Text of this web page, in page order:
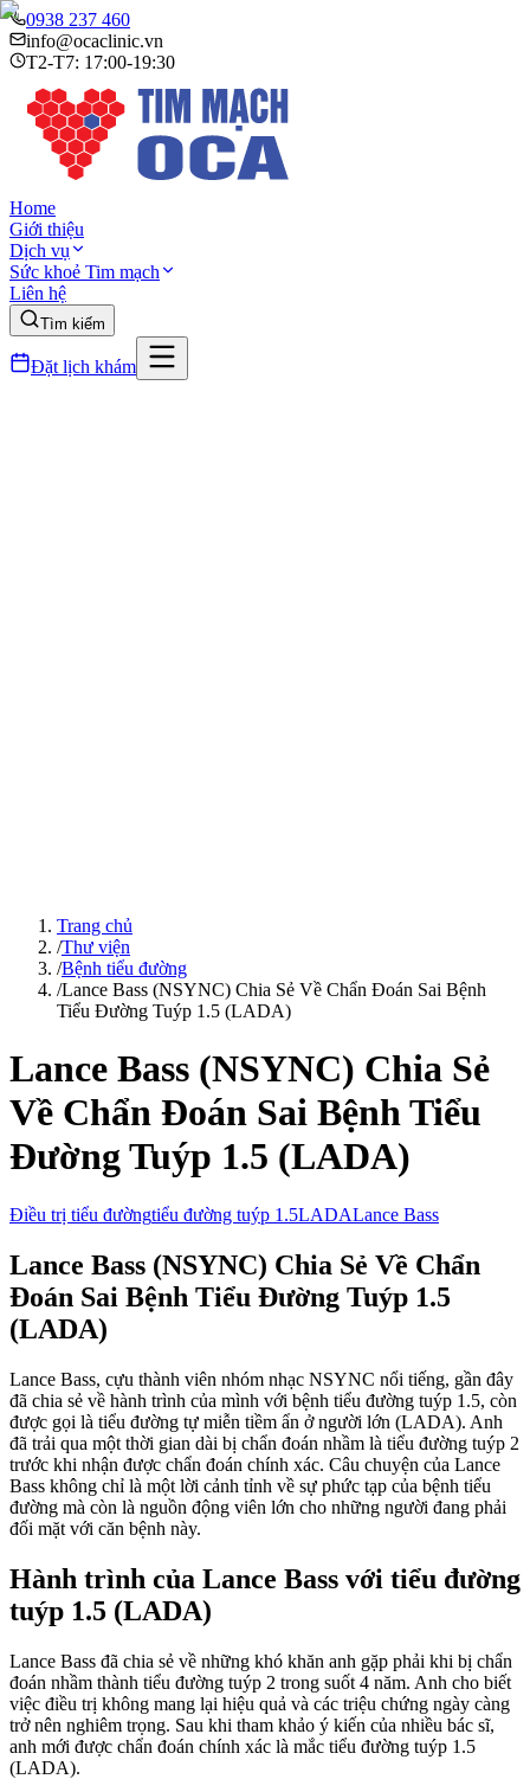
0938 237 460
info@ocaclinic.vn
T2-T7: 17:00-19:30
Home
Giới thiệu
Dịch vụ
Sức khoẻ Tim mạch
Liên hệ
Tìm kiếm
Đặt lịch khám
Trang chủ
/Thư viện
/Bệnh tiểu đường
/Lance Bass (NSYNC) Chia Sẻ Về Chẩn Đoán Sai Bệnh
Tiểu Đường Tuýp 1.5 (LADA)
Lance Bass (NSYNC) Chia Sẻ
Về Chẩn Đoán Sai Bệnh Tiểu
Đường Tuýp 1.5 (LADA)
Điều trị tiểu đườngtiểu đường tuýp 1.5LADALance Bass
Lance Bass (NSYNC) Chia Sẻ Về Chẩn
Đoán Sai Bệnh Tiểu Đường Tuýp 1.5
(LADA)
Lance Bass, cựu thành viên nhóm nhạc NSYNC nổi tiếng, gần đây
đã chia sẻ về hành trình của mình với bệnh tiểu đường tuýp 1.5, còn
được gọi là tiểu đường tự miễn tiềm ẩn ở người lớn (LADA). Anh
đã trải qua một thời gian dài bị chẩn đoán nhầm là tiểu đường tuýp 2
trước khi nhận được chẩn đoán chính xác. Câu chuyện của Lance
Bass không chỉ là một lời cảnh tỉnh về sự phức tạp của bệnh tiểu
đường mà còn là nguồn động viên lớn cho những người đang phải
đối mặt với căn bệnh này.
Hành trình của Lance Bass với tiểu đường
tuýp 1.5 (LADA)
Lance Bass đã chia sẻ về những khó khăn anh gặp phải khi bị chẩn
đoán nhầm thành tiểu đường tuýp 2 trong suốt 4 năm. Anh cho biết
việc điều trị không mang lại hiệu quả và các triệu chứng ngày càng
trở nên nghiêm trọng. Sau khi tham khảo ý kiến của nhiều bác sĩ,
anh mới được chẩn đoán chính xác là mắc tiểu đường tuýp 1.5
(LADA).